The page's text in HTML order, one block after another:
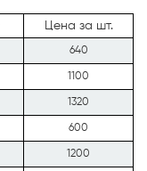
Цена за шт.
640
1100
1320
600
1200